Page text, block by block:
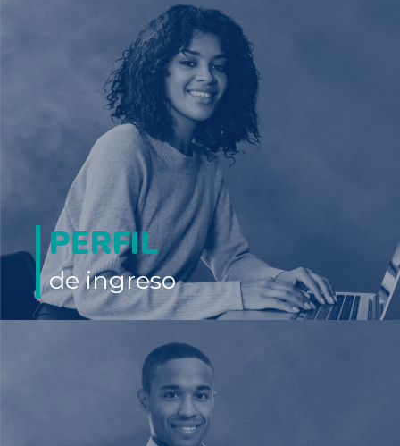
PERFIL
de ingreso
El programa de Maestría en Derecho y Gestión Urbanística está
dirigido a profesionales de los diferentes campos disciplinares
interesados en comprender e intervenir las dinámicas urbano
regionales desde la perspectiva del ordenamiento jurídico y la
planeación y gestión territoriales.
El egresado de la Maestría es un profesional con amplios
conocimientos, habilidades y competencias en el campo del
Derecho y la Gestión Urbanística. Formación que lo habilita a
proponer iniciativas, con solidez jurídica y técnica, que aprovechan
las oportunidades y enfrentan los desafíos de las ciudades y
territorios del siglo XXI. Se desempeña en ámbitos públicos,